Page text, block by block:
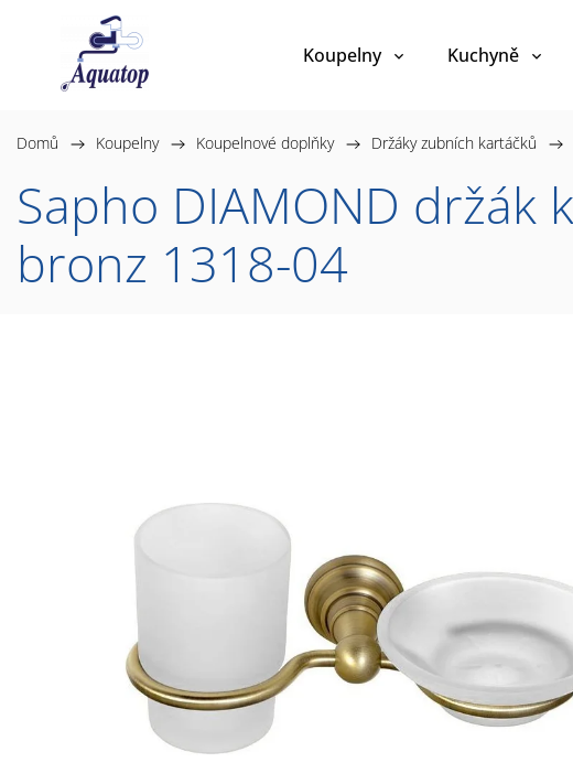
Koupelny Kuchyně
Domů / Koupelny / Koupelnové doplňky / Držáky zubních kartáčků /
Sapho DIAMOND držák
bronz 1318-04